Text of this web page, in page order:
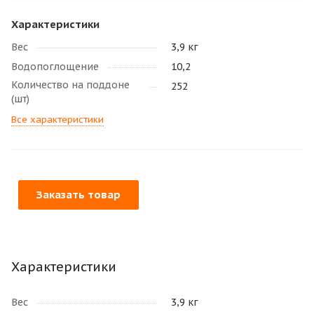
Характеристики
Вес
3,9 кг
Водопоглощение
10,2
Количество на поддоне
(шт)
252
Все характеристики
Заказать товар
Характеристики
Вес
3,9 кг